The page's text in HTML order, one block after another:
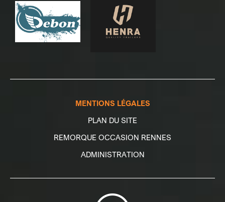
MENTIONS LÉGALES
PLAN DU SITE
REMORQUE OCCASION RENNES
ADMINISTRATION